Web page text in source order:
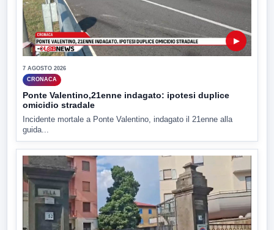
▶
7 AGOSTO 2026
CRONACA
Ponte Valentino,21enne indagato: ipotesi duplice
omicidio stradale
Incidente mortale a Ponte Valentino, indagato il 21enne alla
guida...